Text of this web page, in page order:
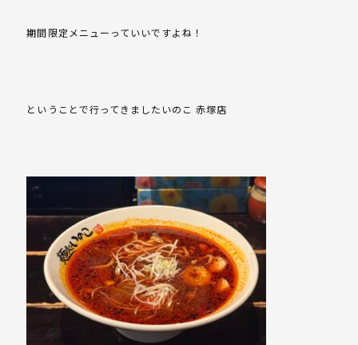
期間限定メニューっていいですよね！
ということで行ってきましたいのこ 赤塚店